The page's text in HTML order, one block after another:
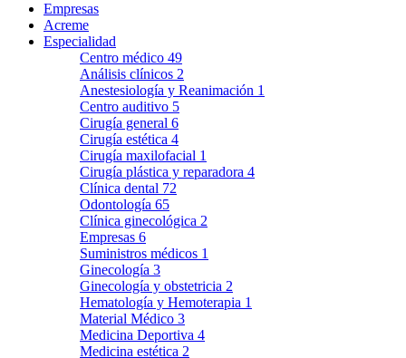
Empresas
Acreme
Especialidad
Centro médico 49
Análisis clínicos 2
Anestesiología y Reanimación 1
Centro auditivo 5
Cirugía general 6
Cirugía estética 4
Cirugía maxilofacial 1
Cirugía plástica y reparadora 4
Clínica dental 72
Odontología 65
Clínica ginecológica 2
Empresas 6
Suministros médicos 1
Ginecología 3
Ginecología y obstetricia 2
Hematología y Hemoterapia 1
Material Médico 3
Medicina Deportiva 4
Medicina estética 2